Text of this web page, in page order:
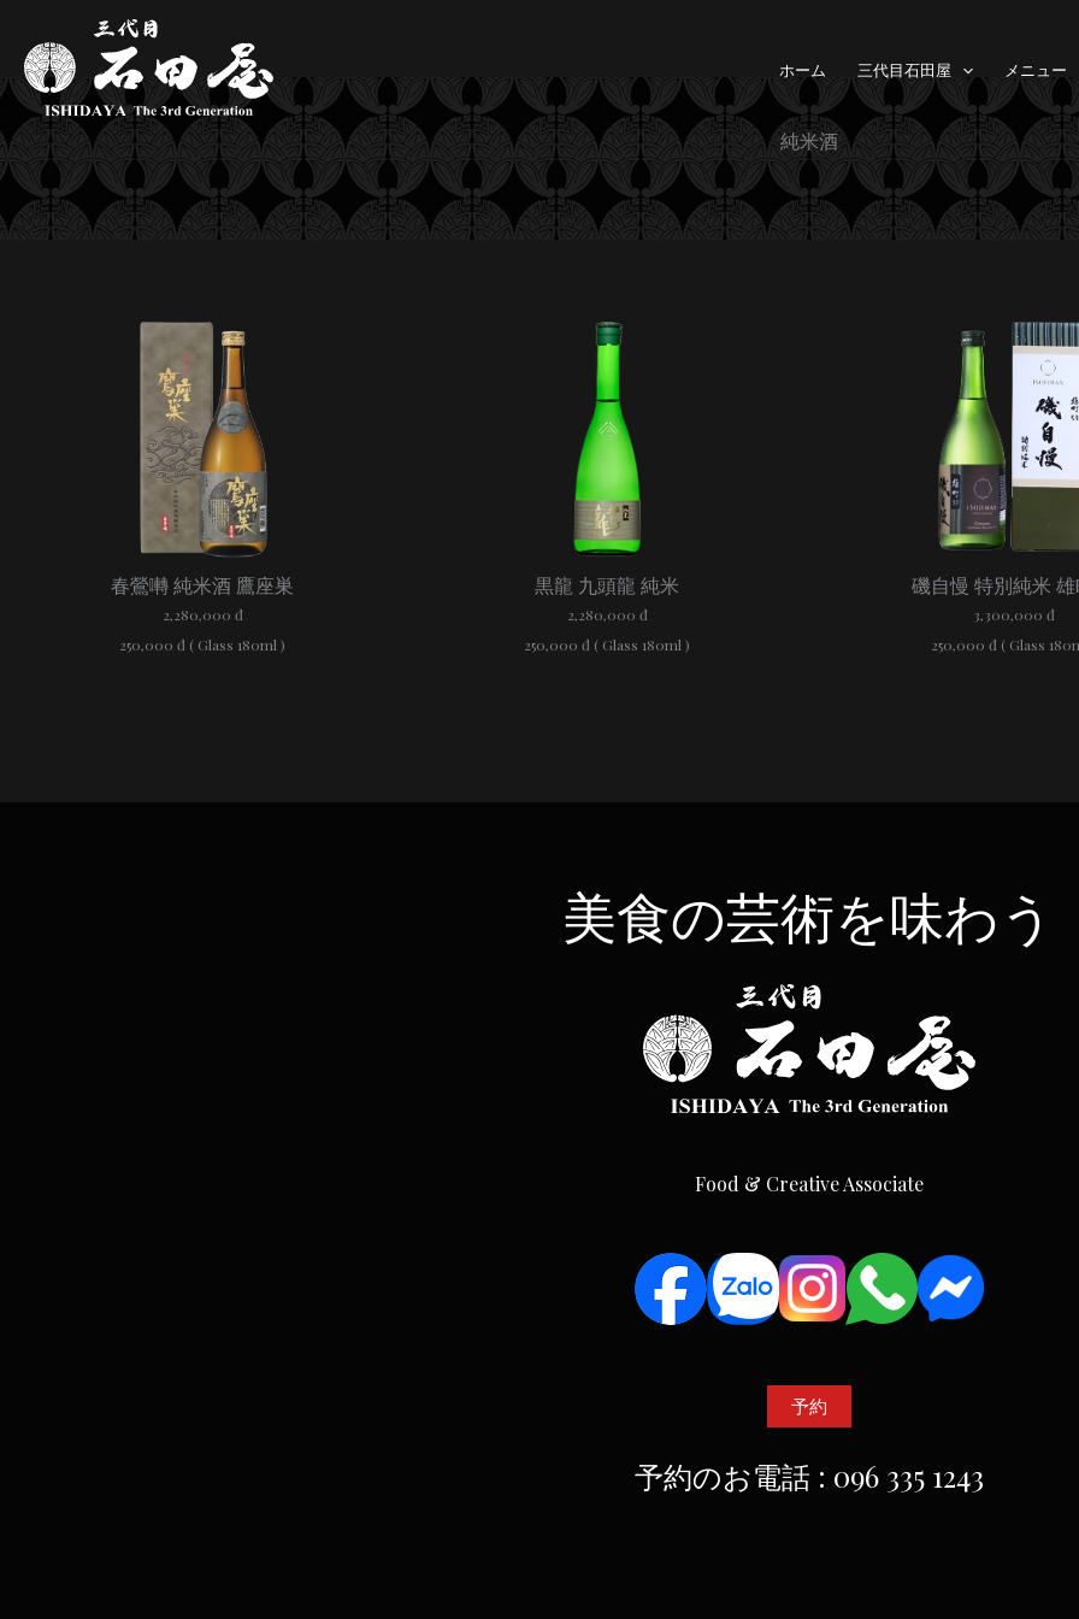
を
ス
キ
ッ
ホーム 三代目石田屋 メニュー
純米酒
春鶯囀 純米酒 鷹座巣
2,280,000 đ
250,000 đ ( Glass 180ml )
黒龍 九頭龍 純米
2,280,000 đ
250,000 đ ( Glass 180ml )
磯自慢 特別純米 雄
3,300,000 đ
250,000 đ ( Glass
美食の芸術を味わう
Food & Creative Associate
予約
予約のお電話 : 096 335 1243